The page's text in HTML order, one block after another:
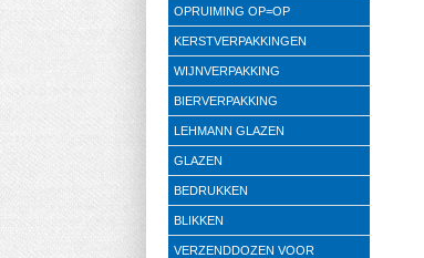
OPRUIMING OP=OP
KERSTVERPAKKINGEN
WIJNVERPAKKING
BIERVERPAKKING
LEHMANN GLAZEN
GLAZEN
BEDRUKKEN
BLIKKEN
VERZENDDOZEN VOOR